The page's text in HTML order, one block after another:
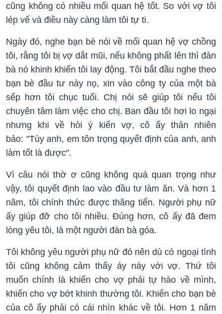
cũng không có nhiều mối quan hệ tốt. So với vợ tôi
lép vế và điều này càng làm tôi tự ti.
Ngày đó, nghe bạn bè nói về mối quan hệ vợ chồng
tôi, rằng tôi bị vợ dắt mũi, nếu không phất lên thì đàn
bà nó khinh khiến tôi lay động. Tôi bắt đầu nghe theo
bạn bè đầu tư này nọ, xin vào công ty của một bà
sếp hơn tôi chục tuổi. Chị nói sẽ giúp tôi nếu tôi
chuyên tâm làm việc cho chị. Ban đầu tôi hơi lo ngại
nhưng khi về hỏi ý kiến vợ, cô ấy thản nhiên
bảo: "Tùy anh, em tôn trọng quyết định của anh, anh
làm tốt là được".
Vì câu nói thờ ơ cũng không quá quan trọng như
vậy, tôi quyết định lao vào đầu tư làm ăn. Và hơn 1
năm, tôi chính thức được thăng tiến. Người phụ nữ
ấy giúp đỡ cho tôi nhiều. Đúng hơn, cô ấy đã đem
lòng yêu tôi, là một người đàn bà góa.
Tôi không yêu người phụ nữ đó nên dù có ngoại tình
tôi cũng không cảm thấy áy náy với vợ. Thứ tôi
muốn chính là khiến cho vợ phải tự hào về mình,
khiến cho vợ bớt khinh thường tôi. Khiến cho bạn bè
của cô ấy phải có cái nhìn khác về tôi. Hơn 1 năm